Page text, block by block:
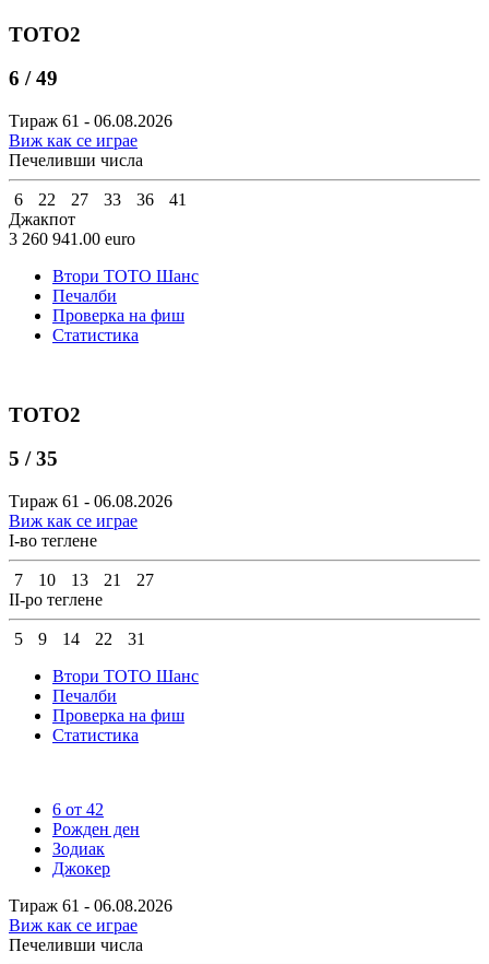
ТОТО2
6 / 49
Тираж 61 - 06.08.2026
Виж как се играе
Печеливши числа
6 22 27 33 36
41
Джакпот
3 260 941.00 euro
Втори ТОТО Шанс
Печалби
Проверка на фиш
Статистика
ТОТО2
5 / 35
Тираж 61 - 06.08.2026
Виж как се играе
I-во теглене
7 10 13 21
27
II-ро теглене
5 9 14 22
31
Втори ТОТО Шанс
Печалби
Проверка на фиш
Статистика
6 от 42
Рожден ден
Зодиак
Джокер
Тираж 61 - 06.08.2026
Виж как се играе
Печеливши числа